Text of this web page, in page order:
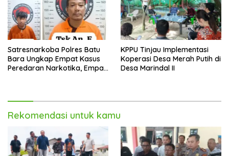
Satresnarkoba Polres Batu
Bara Ungkap Empat Kasus
Peredaran Narkotika, Empat
KPPU Tinjau Implementasi
Koperasi Desa Merah Putih di
Desa Marindal II
Rekomendasi untuk kamu